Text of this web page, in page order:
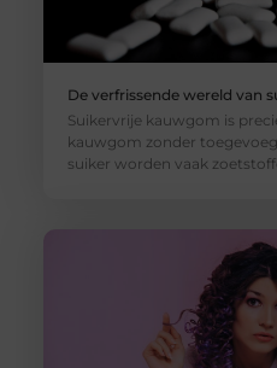
De verfrissende wereld van
Suikervrije kauwgom is
kauwgom zonder
suiker worden vaak